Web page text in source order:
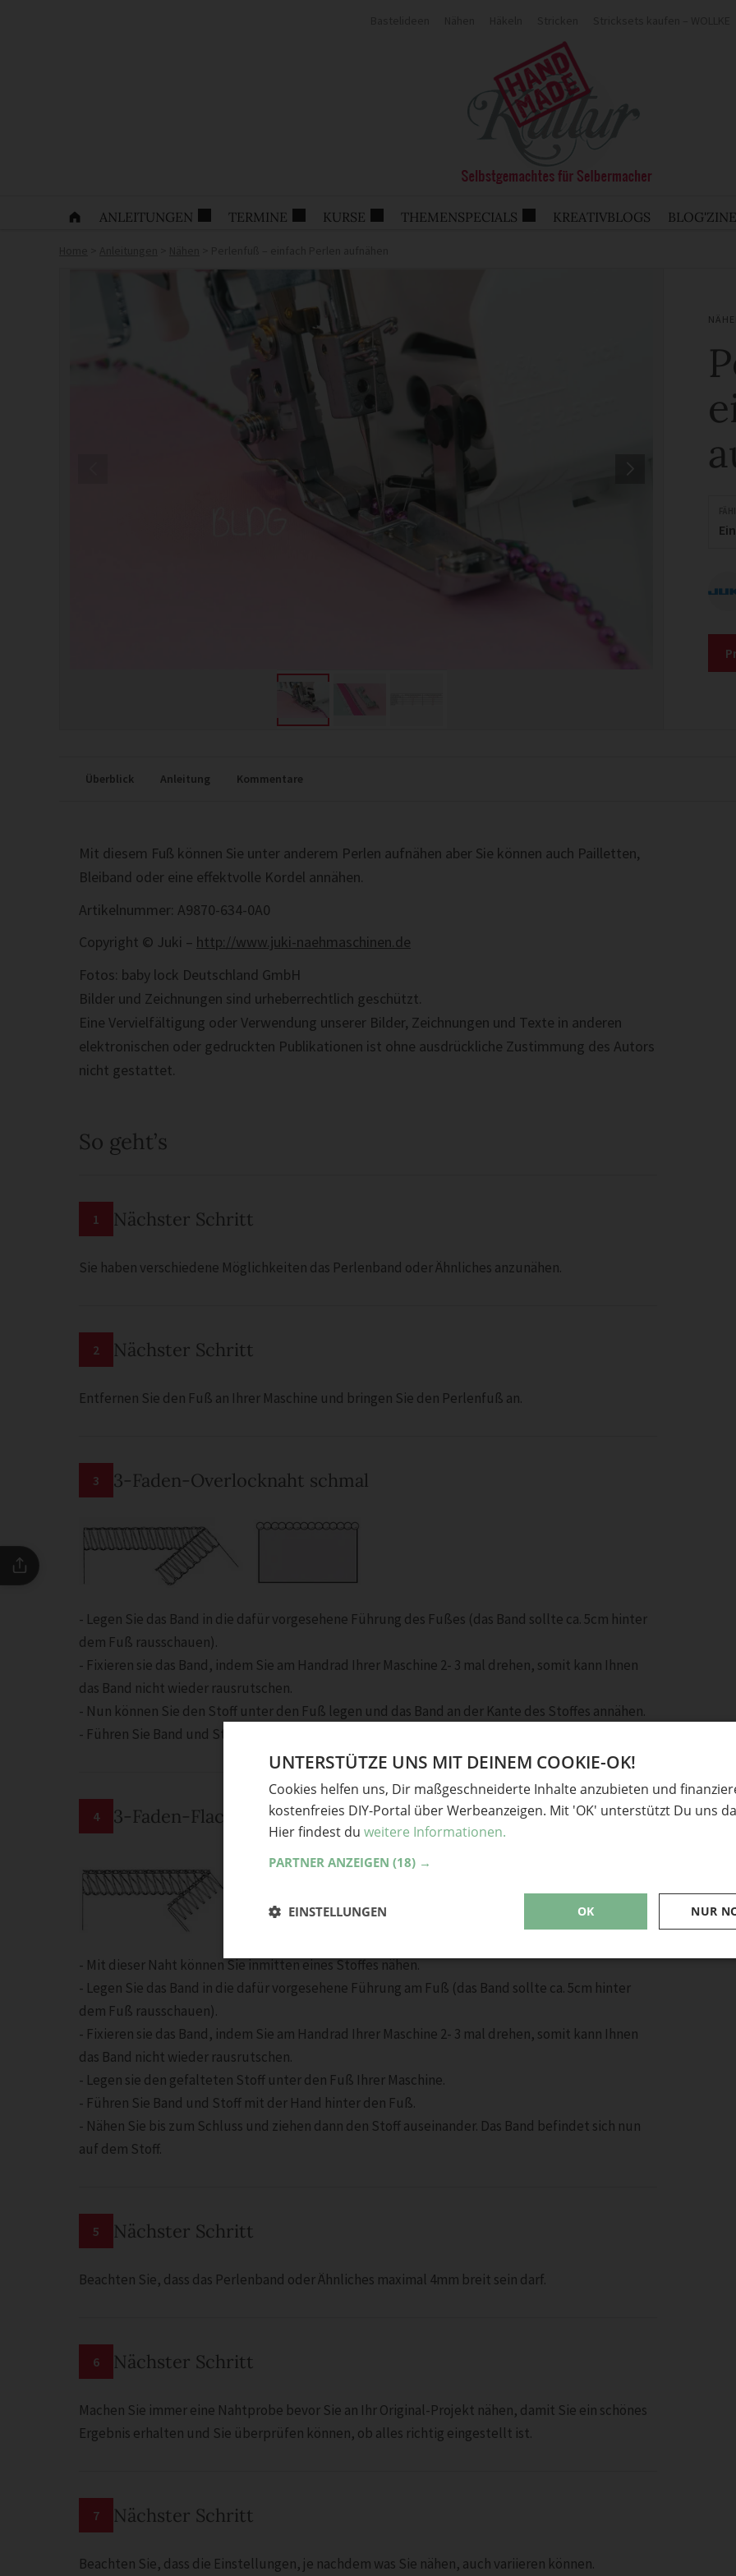
ANLEITUNGEN TERMINE KURSE THEMENSPECIALS KREATIVBLOGS BLOG'ZINE
Überblick Anleitung Kommentare
Mit diesem Fuß können Sie unter anderem Perlen aufnähen aber Sie können auch Pailletten,
Bleiband oder eine effektvolle Kordel annähen.
Artikelnummer: A9870-634-0A0
Copyright © Juki – http://www.juki-naehmaschinen.de
Fotos: baby lock Deutschland GmbH
Bilder und Zeichnungen sind urheberrechtlich geschützt.
Eine Vervielfältigung oder Verwendung unserer Bilder, Zeichnungen und Texte in anderen
elektronischen oder gedruckten Publikationen ist ohne ausdrückliche Zustimmung des Autors
nicht gestattet.
So geht’s
1 Nächster Schritt
Sie haben verschiedene Möglichkeiten das Perlenband oder Ähnliches anzunähen.
2 Nächster Schritt
Entfernen Sie den Fuß an Ihrer Maschine und bringen Sie den Perlenfuß an.
3 3-Faden-Overlocknaht schmal
- Legen Sie das Band in die dafür vorgesehene Führung des Fußes (das Band sollte ca. 5cm hinter
dem Fuß rausschauen).
- Fixieren sie das Band, indem Sie am Handrad Ihrer Maschine 2- 3 mal drehen, somit kann Ihnen
das Band nicht wieder rausrutschen.
- Nun können Sie den Stoff unter den Fuß legen und das Band an der Kante des Stoffes annähen.
- Führen Sie Band und Stoff mit der Hand hinter den Fuß.
4 3-Faden-Flachnaht schmal
- Mit dieser Naht können Sie inmitten eines Stoffes nähen.
- Legen Sie das Band in die dafür vorgesehene Führung am Fuß (das Band sollte ca. 5cm hinter
dem Fuß rausschauen).
- Fixieren sie das Band, indem Sie am Handrad Ihrer Maschine 2- 3 mal drehen, somit kann Ihnen
das Band nicht wieder rausrutschen.
- Legen sie den gefalteten Stoff unter den Fuß Ihrer Maschine.
- Führen Sie Band und Stoff mit der Hand hinter den Fuß.
- Nähen Sie bis zum Schluss und ziehen dann den Stoff auseinander. Das Band befindet sich nun
auf dem Stoff.
5 Nächster Schritt
Beachten Sie, dass das Perlenband oder Ähnliches maximal 4mm breit sein darf.
6 Nächster Schritt
Machen Sie immer eine Nahtprobe bevor Sie an Ihr Original-Projekt nähen, damit Sie ein schönes
Ergebnis erhalten und Sie überprüfen können, ob alles richtig eingestellt ist.
7 Nächster Schritt
Beachten Sie, dass die Einstellungen, je nachdem was Sie nähen, auch variieren können.
UNTERSTÜTZE UNS MIT DEINEM COOKIE-OK!
Cookies helfen uns, Dir maßgeschneiderte Inhalte anzubieten und
kostenfreies DIY-Portal über Werbeanzeigen. Mit 'OK' unterstützt Du uns
Hier findest du weitere Informationen.
PARTNER ANZEIGEN (18) →
OK NUR
EINSTELLUNGEN